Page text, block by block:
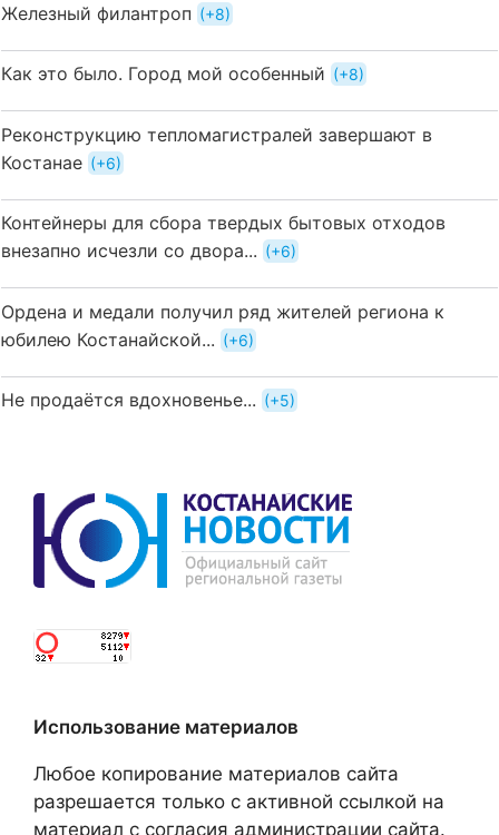
Железный филантроп +8
Как это было. Город мой особенный +8
Реконструкцию тепломагистралей завершают в
Костанае
+6
Контейнеры для сбора твердых бытовых отходов
внезапно исчезли со двора...
+6
Ордена и медали получил ряд жителей региона к
юбилею Костанайской...
+6
Не продаётся вдохновенье... +5
Использование материалов
Любое копирование материалов сайта
разрешается только с активной ссылкой на
материал с согласия администрации сайта.